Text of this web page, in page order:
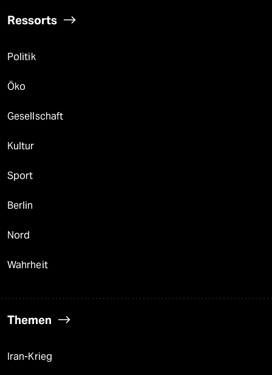
Ressorts
Politik
Öko
Gesellschaft
Kultur
Sport
Berlin
Nord
Wahrheit
Themen
Iran-Krieg